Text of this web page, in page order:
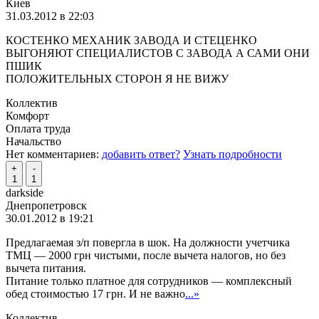
Киев
31.03.2012 в 22:03
КОСТЕНКО МЕХАНИК ЗАВОДА И СТЕЦЕНКО
ВЫГОНЯЮТ СПЕЦИАЛИСТОВ С ЗАВОДА А САМИ ОНИ
ПШИК
ПОЛОЖИТЕЛЬНЫХ СТОРОН Я НЕ ВИЖУ
Коллектив
Комфорт
Оплата труда
Начальство
Нет комментариев: добавить ответ? Узнать подробности
+
1
-
1
darkside
Днепропетровск
30.01.2012 в 19:21
Предлагаемая з/п повергла в шок. На должности учетчика
ТМЦ — 2000 грн чистыми, после вычета налогов, но без
вычета питания.
Питание только платное для сотрудников — комплексный
обед стоимостью 17 грн. И не важно...»